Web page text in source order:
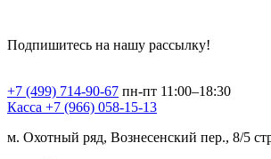
Подпишитесь на нашу рассылку!
+7 (499) 714-90-67 пн-пт 11:00–18:30
Касса +7 (966) 058-15-13
м. Охотный ряд, Вознесенский пер., 8/5